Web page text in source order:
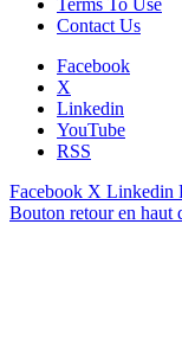
Contact Us
Facebook
X
Linkedin
YouTube
RSS
Facebook X Linkedin
Bouton retour en haut